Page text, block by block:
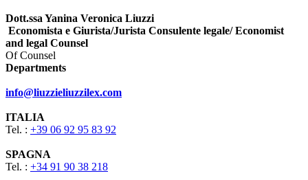
Dott.ssa Yanina Veronica Liuzzi
Economista e Giurista/Jurista Consulente legale/ Economist
and legal Counsel
Of Counsel
Departments
info@liuzzieliuzzilex.com
ITALIA
Tel. : +39 06 92 95 83 92
SPAGNA
Tel. : +34 91 90 38 218